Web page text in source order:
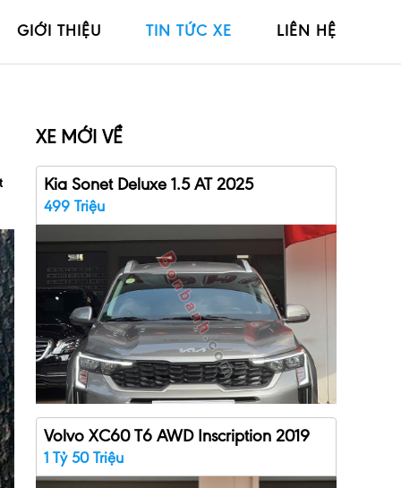
GIỚI THIỆU TIN TỨC XE LIÊN HỆ
XE MỚI VỀ
Kia Sonet Deluxe 1.5 AT 2025
499 Triệu
Volvo XC60 T6 AWD Inscription 2019
1 Tỷ 50 Triệu